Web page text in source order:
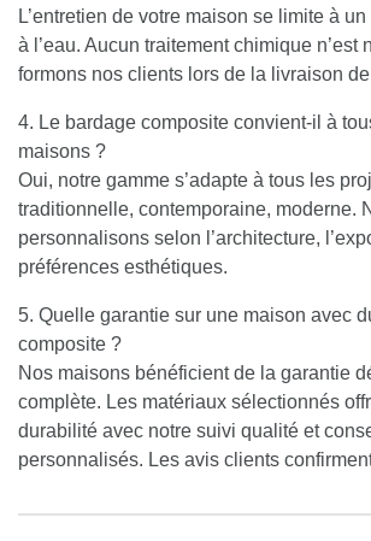
L’entretien de votre maison se limite à
à l’eau. Aucun traitement chimique n’est
formons nos clients lors de la livraison
4. Le bardage composite convient-il à
maisons ?
Oui, notre gamme s’adapte à tous les
traditionnelle, contemporaine, moderne.
personnalisons selon l’architecture,
préférences esthétiques.
5. Quelle garantie sur une maison avec
composite ?
Nos maisons bénéficient de la garantie
complète. Les matériaux sélectionnés
durabilité avec notre suivi qualité et
personnalisés. Les avis clients